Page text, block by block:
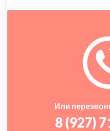
Или
8 (927)